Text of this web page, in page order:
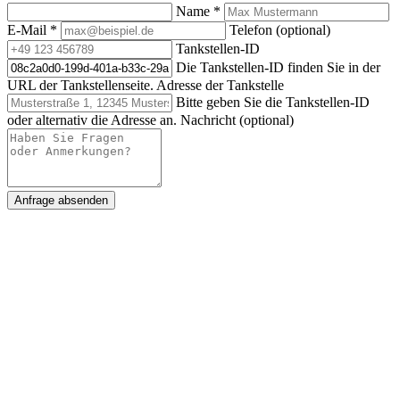
Name *
E-Mail *
Telefon (optional)
Tankstellen-ID
Die Tankstellen-ID finden Sie in der
URL der Tankstellenseite. Adresse der Tankstelle
Bitte geben Sie die Tankstellen-ID
oder alternativ die Adresse an. Nachricht (optional)
Anfrage absenden